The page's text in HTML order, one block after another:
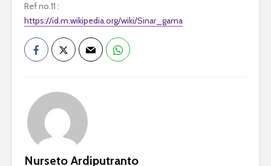
Ref no.11 :
https://id.m.wikipedia.org/wiki/Sinar_gama
Nurseto Ardiputranto